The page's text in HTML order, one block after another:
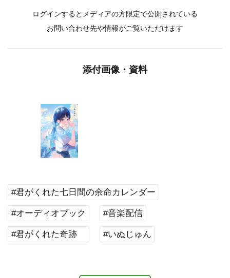
ログインするとメディアの方限定で公開されている
お問い合わせ先や情報がご覧いただけます
添付画像・資料
#君がくれた七日間の余命カレンダー
#オーディオブック #音楽配信
#君がくれた奇跡 #いぬじゅん